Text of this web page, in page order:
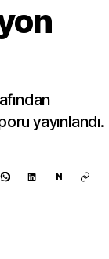
yayınlandı.
N